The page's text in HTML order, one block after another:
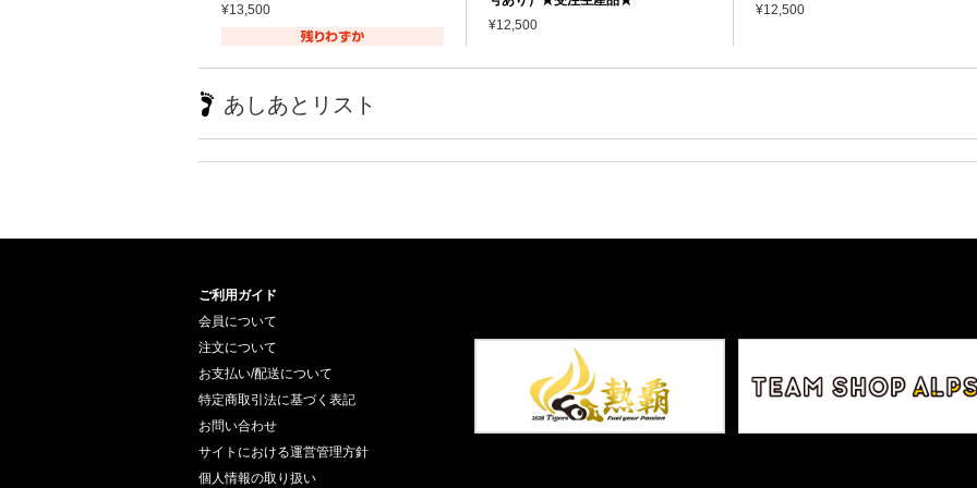
¥13,500
¥12,500
¥12,500
あしあとリスト
ご利用ガイド
会員について
注文について
お支払い/配送について
特定商取引法に基づく表記
お問い合わせ
サイトにおける運営管理方針
個人情報の取り扱い